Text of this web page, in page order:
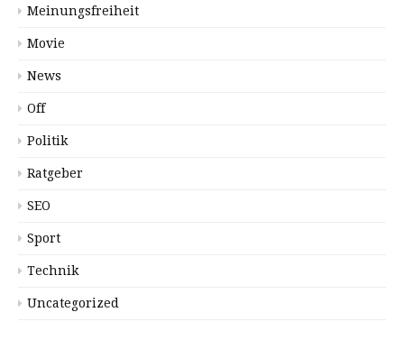
Meinungsfreiheit
Movie
News
Off
Politik
Ratgeber
SEO
Sport
Technik
Uncategorized